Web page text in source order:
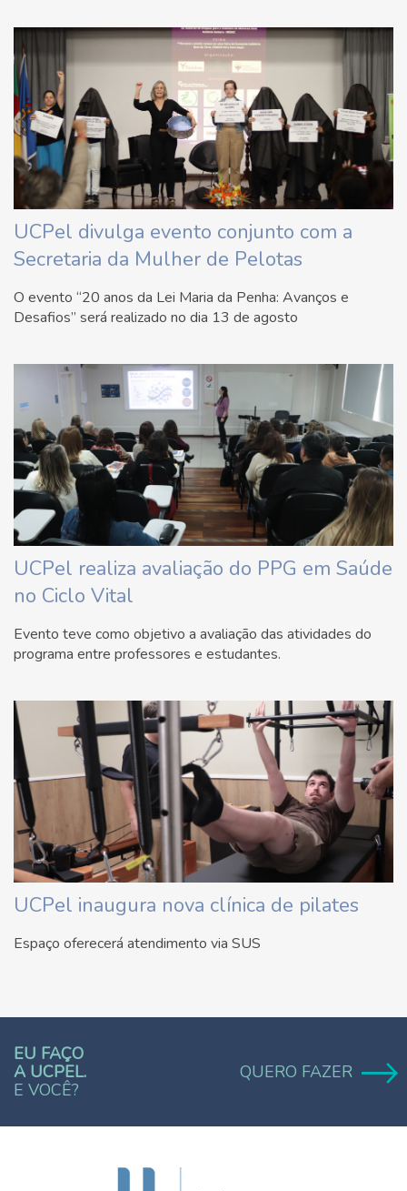
UCPel divulga evento conjunto com a
Secretaria da Mulher de Pelotas
O evento “20 anos da Lei Maria da Penha: Avanços e
Desafios” será realizado no dia 13 de agosto
UCPel realiza avaliação do PPG em Saúde
no Ciclo Vital
Evento teve como objetivo a avaliação das atividades do
programa entre professores e estudantes.
UCPel inaugura nova clínica de pilates
Espaço oferecerá atendimento via SUS
EU FAÇO
A UCPEL.
E VOCÊ?
QUERO FAZER